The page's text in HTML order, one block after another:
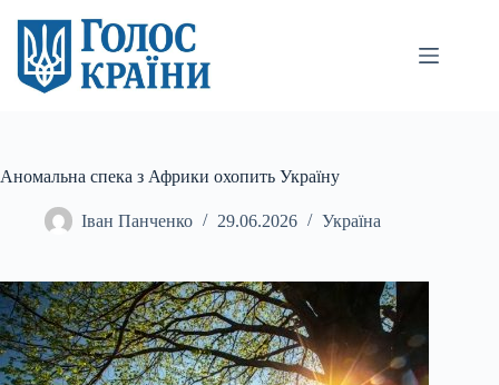
вмісту
Аномальна спека з Африки охопить Україну
Іван Панченко 29.06.2026 Україна